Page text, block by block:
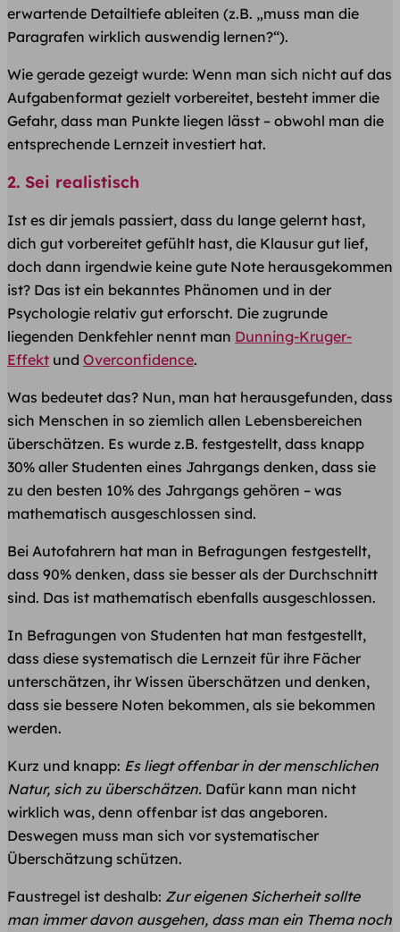
erwartende Detailtiefe ableiten (z.B. „muss man die
Paragrafen wirklich auswendig lernen?“).
Wie gerade gezeigt wurde: Wenn man sich nicht auf das
Aufgabenformat gezielt vorbereitet, besteht immer die
Gefahr, dass man Punkte liegen lässt – obwohl man die
entsprechende Lernzeit investiert hat.
2. Sei realistisch
Ist es dir jemals passiert, dass du lange gelernt hast,
dich gut vorbereitet gefühlt hast, die Klausur gut lief,
doch dann irgendwie keine gute Note herausgekommen
ist? Das ist ein bekanntes Phänomen und in der
Psychologie relativ gut erforscht. Die zugrunde
liegenden Denkfehler nennt man Dunning-Kruger-
Effekt und Overconfidence.
Was bedeutet das? Nun, man hat herausgefunden, dass
sich Menschen in so ziemlich allen Lebensbereichen
überschätzen. Es wurde z.B. festgestellt, dass knapp
30% aller Studenten eines Jahrgangs denken, dass sie
zu den besten 10% des Jahrgangs gehören – was
mathematisch ausgeschlossen sind.
Bei Autofahrern hat man in Befragungen festgestellt,
dass 90% denken, dass sie besser als der Durchschnitt
sind. Das ist mathematisch ebenfalls ausgeschlossen.
In Befragungen von Studenten hat man festgestellt,
dass diese systematisch die Lernzeit für ihre Fächer
unterschätzen, ihr Wissen überschätzen und denken,
dass sie bessere Noten bekommen, als sie bekommen
werden.
Kurz und knapp: Es liegt offenbar in der menschlichen
Natur, sich zu überschätzen. Dafür kann man nicht
wirklich was, denn offenbar ist das angeboren.
Deswegen muss man sich vor systematischer
Überschätzung schützen.
Faustregel ist deshalb: Zur eigenen Sicherheit sollte
man immer davon ausgehen, dass man ein Thema noch